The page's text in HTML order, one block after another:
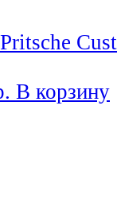
В корзину